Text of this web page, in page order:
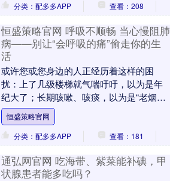
分类：配多多APP
查看：208
恒盛策略官网 呼吸不顺畅 当心慢阻肺
病——别让“会呼吸的痛”偷走你的生
活
或许您或您身边的人正经历着这样的困
扰：上了几级楼梯就气喘吁吁，以为是年
纪大了；长期咳嗽、咳痰，以为是“老烟
枪”的正常现象。殊不知，这些被忽视的“小
问题”，很可能....
恒盛策略官网
分类：配多多APP
查看：181
通弘网官网 吃海带、紫菜能补碘，甲
状腺患者能多吃吗？